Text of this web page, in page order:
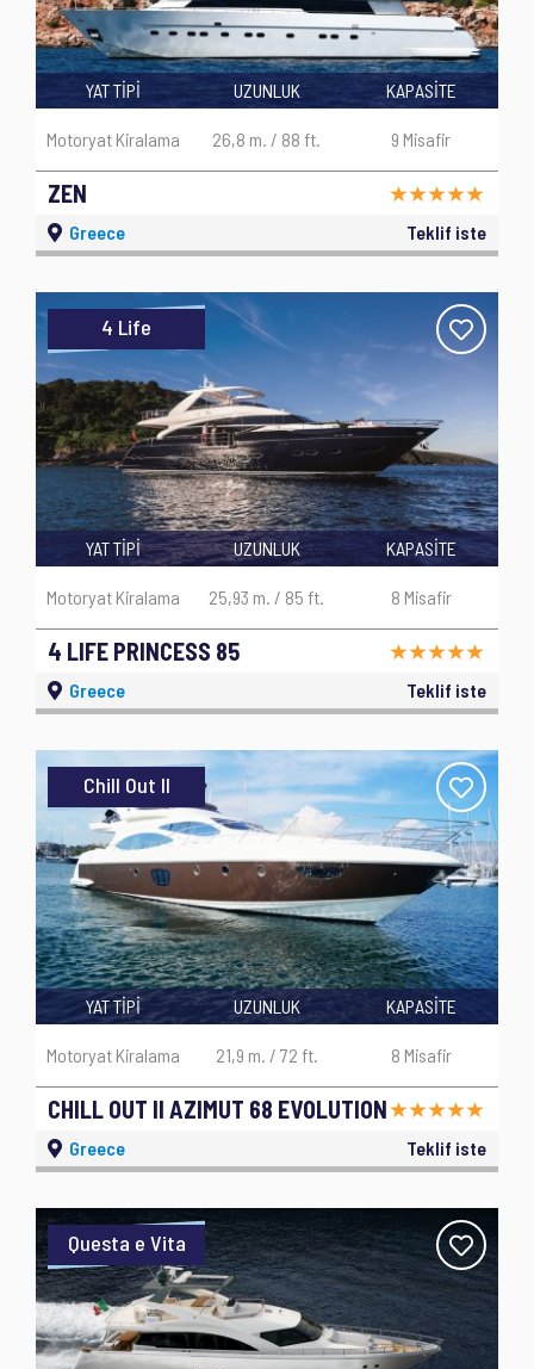
ZEN
YAT TİPİ
Motoryat Kiralama
UZUNLUK
26,8 m. / 88 ft.
KAPASİTE
9 Misafir
Greece Teklif iste
4 Life
4 LIFE PRINCESS 85
YAT TİPİ
Motoryat Kiralama
UZUNLUK
25,93 m. / 85 ft.
KAPASİTE
8 Misafir
Greece Teklif iste
Chill Out II
CHILL OUT II AZIMUT 68 EVOLUTION
YAT TİPİ
Motoryat Kiralama
UZUNLUK
21,9 m. / 72 ft.
KAPASİTE
8 Misafir
Greece Teklif iste
Questa e Vita